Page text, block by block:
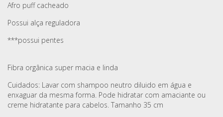
Afro puff cacheado
Possui alça reguladora
***possui pentes
Fibra orgânica super macia e linda
Cuidados: Lavar com shampoo neutro diluido em água e
enxaguar da mesma forma. Pode hidratar com amaciante ou
creme hidratante para cabelos. Tamanho 35 cm